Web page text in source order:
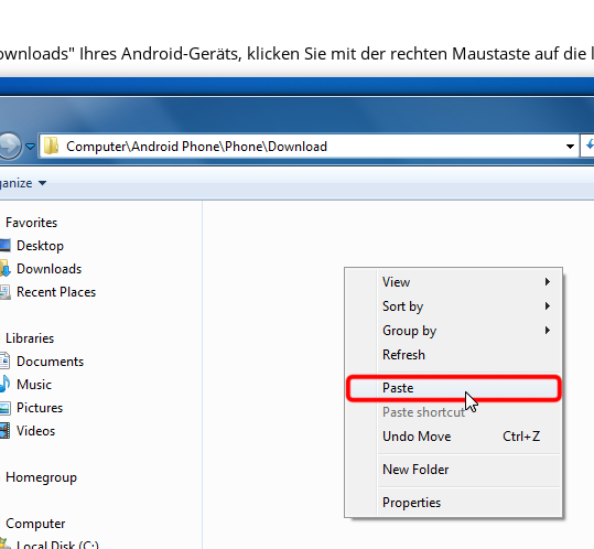
Ihres Android-Geräts, klicken Sie mit der rechten Maustaste auf